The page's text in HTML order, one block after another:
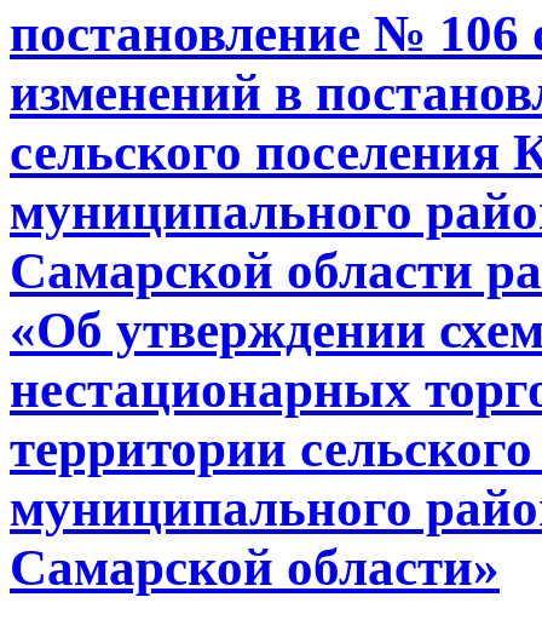
постановление № 106
изменений в
сельского поселения
муниципального
Самарской области
«Об утверждении
нестационарных
территории
муниципального
Самарской области»